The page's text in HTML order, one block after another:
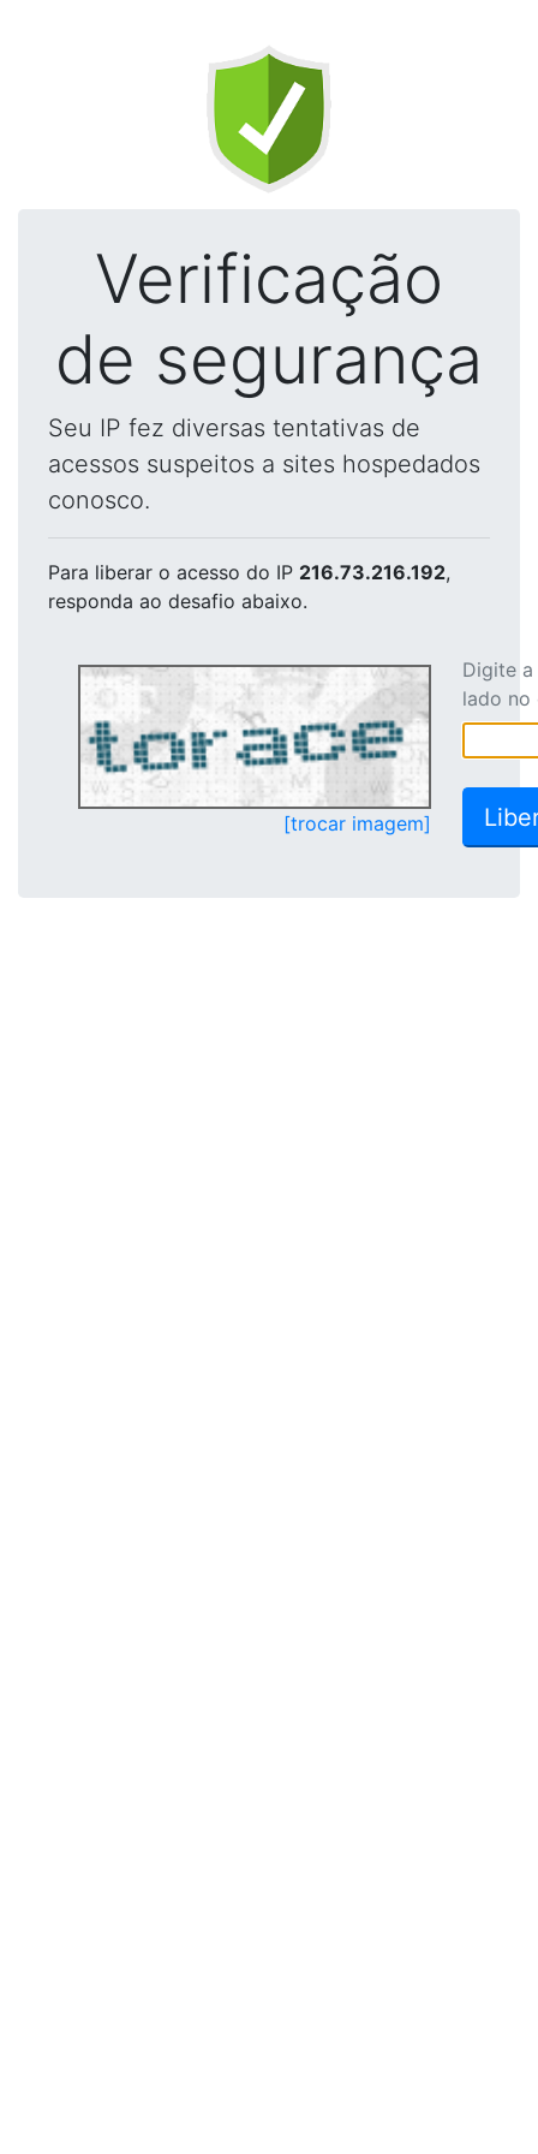
Verificação
de segurança
Seu IP fez diversas tentativas de
acessos suspeitos a sites hospedados
conosco.
Para liberar o acesso do IP 216.73.216.192,
responda ao desafio abaixo.
[trocar imagem]
Digite
lado no